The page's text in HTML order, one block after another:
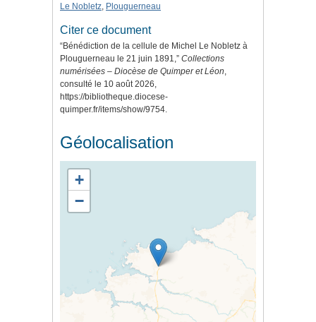
Le Nobletz Plouguerneau
Citer ce document
“Bénédiction de la cellule de Michel Le Nobletz à
Plouguerneau le 21 juin 1891,” Collections
numérisées – Diocèse de Quimper et Léon,
consulté le 10 août 2026,
https://bibliotheque.diocese-
quimper.fr/items/show/9754.
Géolocalisation
+
−